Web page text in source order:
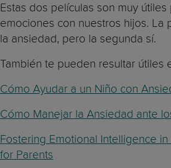
Estas dos películas son muy
emociones con nuestros hijos. La
la ansiedad, pero la segunda sí.
También te pueden resultar útiles
Cómo Ayudar a un Niño con
Cómo Manejar la Ansiedad ante
Fostering Emotional Intelligence
for Parents